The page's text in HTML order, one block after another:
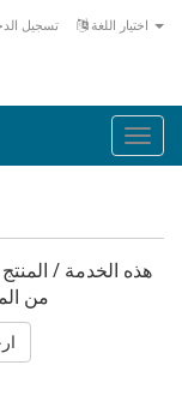
تسجيل
هذه الخدمة / المنتج
من
«